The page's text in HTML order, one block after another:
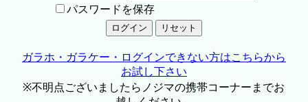
パスワードを保存
ガラホ・ガラケー・ログインできない方はこちらから
お試し下さい
※不明点ございましたらノジマの携帯コーナーまでお